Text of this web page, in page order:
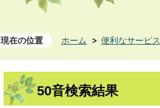
現在の位置 ホーム 便利なサービス
50音検索結果